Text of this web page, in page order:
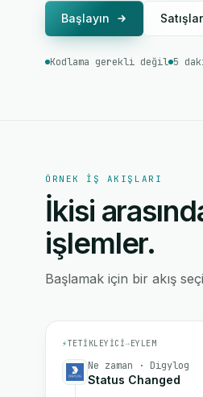
Başlayın
Kodlama gerekli değil 5
ÖRNEK IŞ AKIŞLARI
İkisi
işlemler.
Başlamak için bir akış
⚡TETIKLEYICI→EYLEM
Ne zaman · Digylog
Status Changed